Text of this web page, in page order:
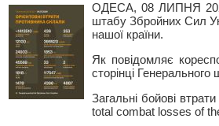
ОДЕСА, 08 ЛИПНЯ
штабу Збройних Сил
нашої країни.
Як повідомляє
сторінці
Загальні бойові
total combat losses of